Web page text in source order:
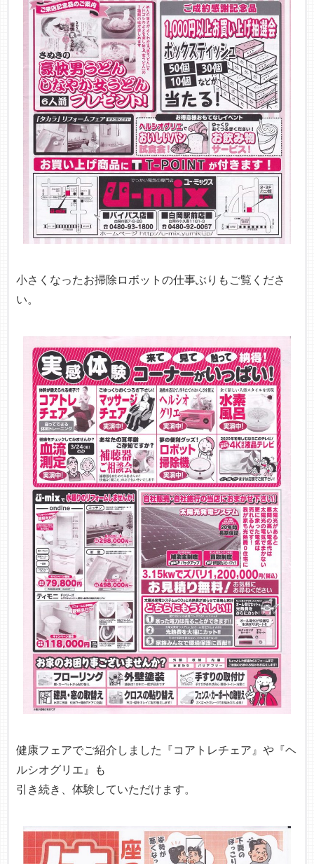
小さくなったお掃除ロボットの仕事ぶりもご覧くださ
い。
健康フェアでご紹介しました『コアトレチェア』や『ヘ
ルシオグリエ』も
引き続き、体験していただけます。